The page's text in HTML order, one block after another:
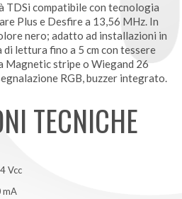
TDSi compatibile con tecnologia
Plus e Desfire a 13,56 MHz. In
nero; adatto ad installazioni in
lettura fino a 5 cm con tessere
Magnetic stripe o Wiegand 26
RGB, buzzer integrato.
TECNICHE
Vcc
mA